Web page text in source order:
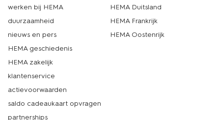
werken bij HEMA
duurzaamheid
nieuws en pers
HEMA geschiedenis
HEMA zakelijk
klantenservice
actievoorwaarden
saldo cadeaukaart opvragen
partnerships
HEMA Duitsland
HEMA Frankrijk
HEMA Oostenrijk